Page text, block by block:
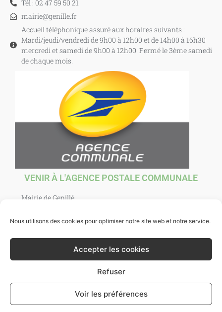
Nous utilisons des cookies pour optimiser notre site web et notre service.
Accepter les cookies
Refuser
Voir les préférences
Tél : 02 47 59 50 21
mairie@genille.fr
Accueil téléphonique assuré aux horaires suivants :
Mardi/jeudi/vendredi de 9h00 à 12h00 et de 14h00 à 16h30
mercredi et samedi de 9h00 à 12h00. Fermé le 3ème samedi
de chaque mois.
VENIR À L'AGENCE POSTALE COMMUNALE
Mairie de Genillé
37460 Genillé
Ville de Genillé 2021 -Mentions légales- Site par